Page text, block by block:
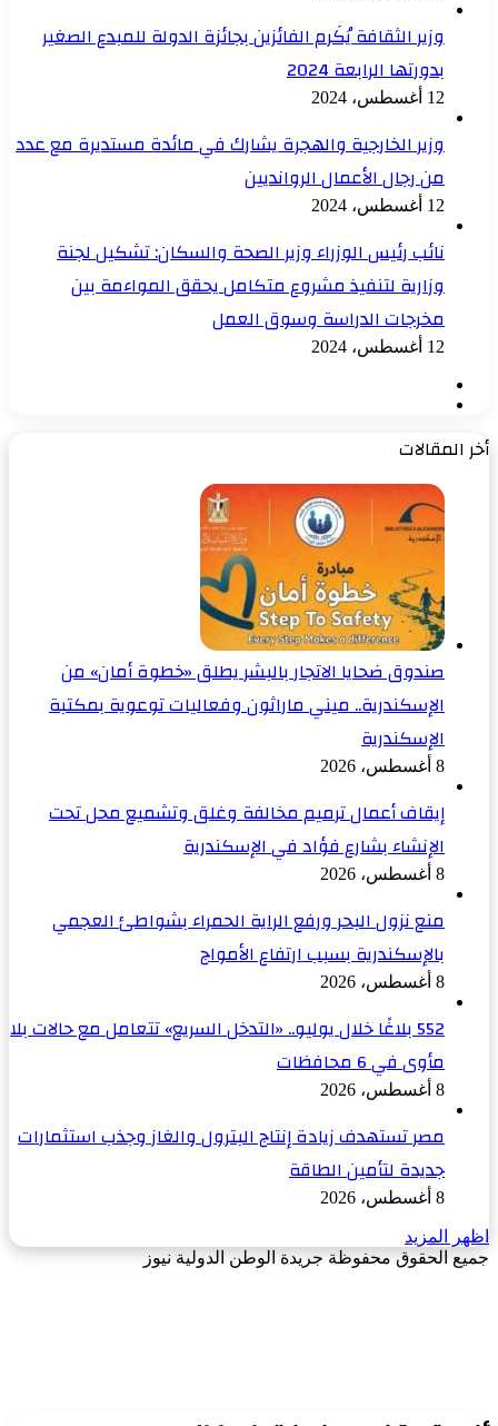
وزير الثقافة يُكَرم الفائزين بجائزة الدولة للمبدع الصغير
بدورتها الرابعة 2024
12 أغسطس، 2024
وزير الخارجية والهجرة يشارك في مائدة مستديرة مع عدد
من رجال الأعمال الروانديين
12 أغسطس، 2024
نائب رئيس الوزراء وزير الصحة والسكان: تشكيل لجنة
وزارية لتنفيذ مشروع متكامل يحقق المواءمة بين
مخرجات الدراسة وسوق العمل
12 أغسطس، 2024
أخر المقالات
صندوق ضحايا الاتجار بالبشر يطلق «خطوة أمان» من
الإسكندرية.. ميني ماراثون وفعاليات توعوية بمكتبة
الإسكندرية
8 أغسطس، 2026
إيقاف أعمال ترميم مخالفة وغلق وتشميع محل تحت
الإنشاء بشارع فؤاد في الإسكندرية
8 أغسطس، 2026
منع نزول البحر ورفع الراية الحمراء بشواطئ العجمي
بالإسكندرية بسبب ارتفاع الأمواج
8 أغسطس، 2026
552 بلاغًا خلال يوليو.. «التدخل السريع» تتعامل مع حالات بلا
مأوى في 6 محافظات
8 أغسطس، 2026
مصر تستهدف زيادة إنتاج البترول والغاز وجذب استثمارات
جديدة لتأمين الطاقة
8 أغسطس، 2026
اظهر المزيد
جميع الحقوق محفوظة جريدة الوطن الدولية نيوز